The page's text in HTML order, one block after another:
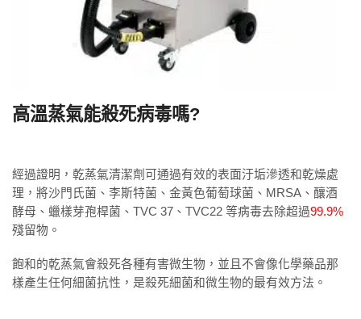
高溫蒸氣能殺死病毒嗎?
經過證明，乾蒸氣清潔劑可通過有效的表面汙垢滲透和乾燥處
理，將沙門氏菌、李斯特菌、金黃色葡萄球菌、MRSA、釀酒
酵母、蠟樣芽孢桿菌、TVC 37、TVC22 等病毒去除超過99.9%
殘留物。
飽和的乾蒸氣會殺死各種有害微生物，並且不會像化學藥品那
樣產生任何細菌抗性，是殺死細菌和微生物的最有效方法。